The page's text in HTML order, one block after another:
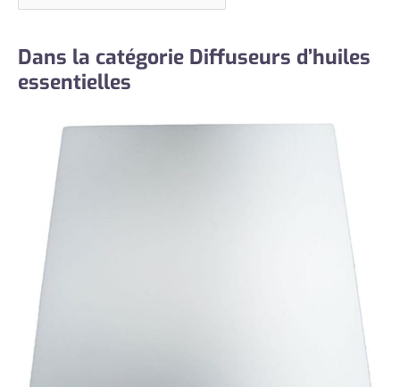
Dans la catégorie Diffuseurs d’huiles
essentielles